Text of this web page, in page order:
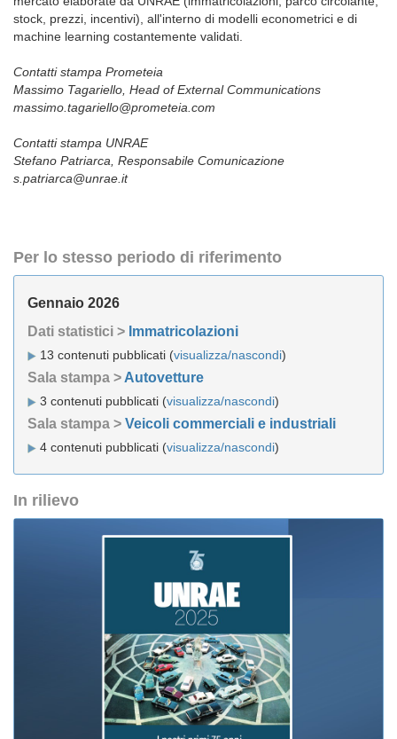
stock, prezzi, incentivi), all'interno di modelli econometrici e di
machine learning costantemente validati.
Contatti stampa Prometeia
Massimo Tagariello, Head of External Communications
massimo.tagariello@prometeia.com
Contatti stampa UNRAE
Stefano Patriarca, Responsabile Comunicazione
s.patriarca@unrae.it
Per lo stesso periodo di riferimento
Gennaio 2026
Dati statistici > Immatricolazioni
13 contenuti pubblicati (visualizza/nascondi)
Sala stampa > Autovetture
3 contenuti pubblicati (visualizza/nascondi)
Sala stampa > Veicoli commerciali e industriali
4 contenuti pubblicati (visualizza/nascondi)
In rilievo